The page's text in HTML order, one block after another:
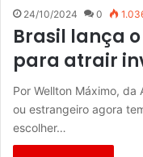
24/10/2024 0
Brasil lança
para atrair
Por Wellton Máximo, da
ou estrangeiro agora
escolher…